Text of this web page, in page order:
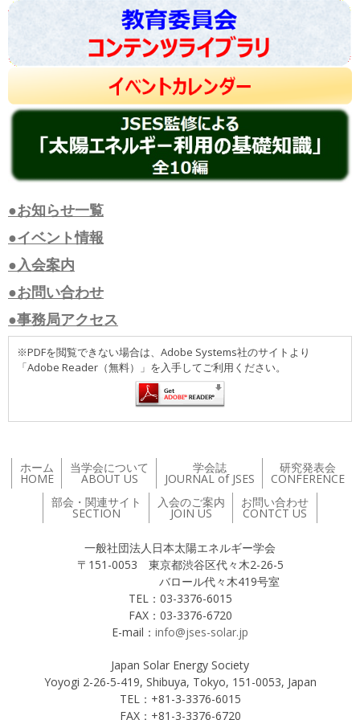
●お知らせ一覧
●イベント情報
●入会案内
●お問い合わせ
●事務局アクセス
※PDFを閲覧できない場合は、Adobe Systems社のサイトより
「Adobe Reader（無料）」を入手してご利用ください。
ホーム
HOME
当学会について
ABOUT US
学会誌
JOURNAL of JSES
研究発表会
CONFERENCE
部会・関連サイト
SECTION
入会のご案内
JOIN US
お問い合わせ
CONTCT US
一般社団法人日本太陽エネルギー学会
〒151-0053 東京都渋谷区代々木2-26-5
バロール代々木419号室
TEL：03-3376-6015
FAX：03-3376-6720
E-mail： info@jses-solar.jp
Japan Solar Energy Society
Yoyogi 2-26-5-419, Shibuya, Tokyo, 151-0053, Japan
TEL：+81-3-3376-6015
FAX：+81-3-3376-6720